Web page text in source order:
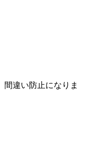
違い防止になりま